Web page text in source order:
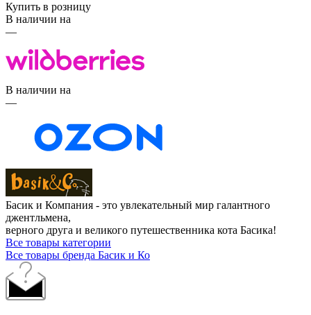
Купить в розницу
В наличии на
—
В наличии на
—
Басик и Компания - это увлекательный мир галантного
джентльмена,
верного друга и великого путешественника кота Басика!
Все товары категории
Все товары бренда Басик и Ко